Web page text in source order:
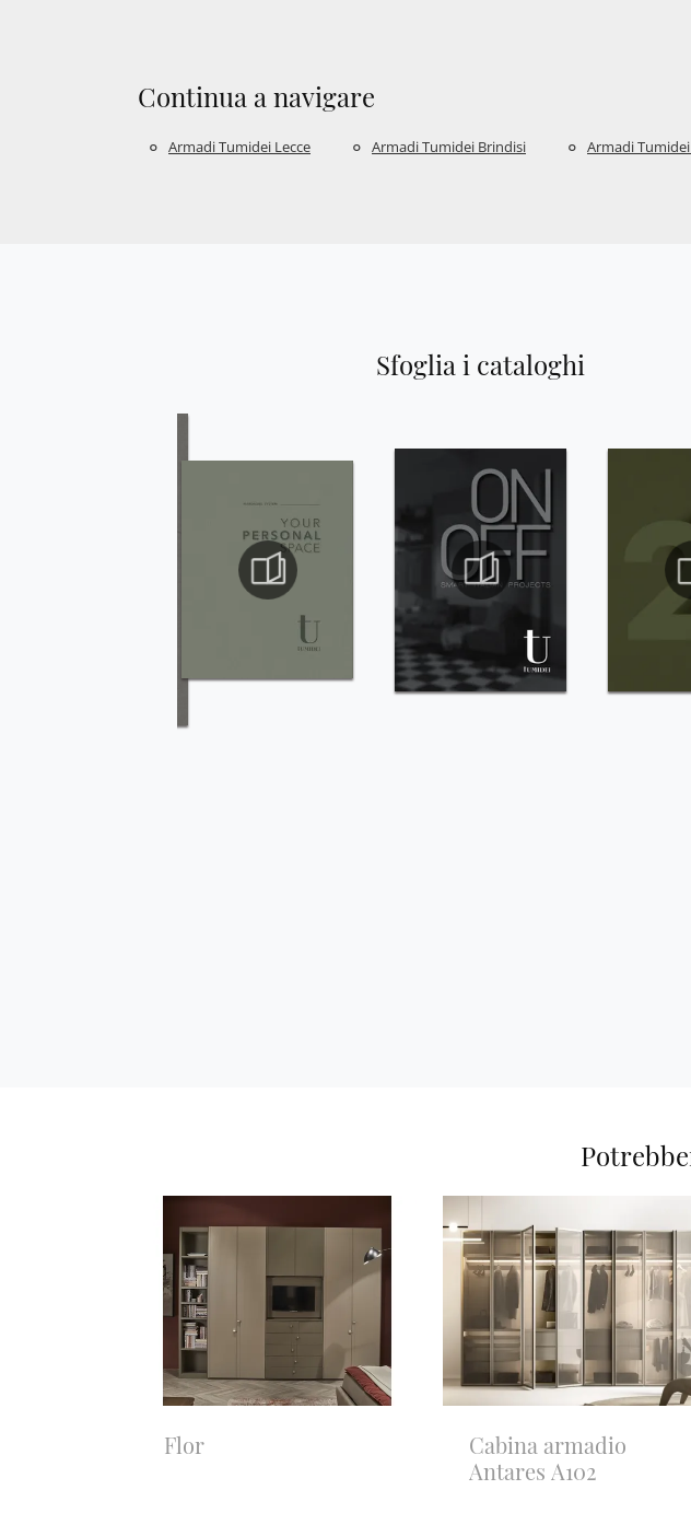
Continua a navigare
Armadi Tumidei Lecce Armadi Tumidei Brindisi Armadi
Sfoglia i cataloghi
Flor
Cabina armadio
Antares A102